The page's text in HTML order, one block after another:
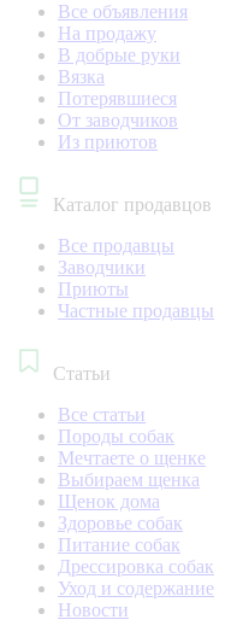
Все объявления
На продажу
В добрые руки
Вязка
Потерявшиеся
От заводчиков
Из приютов
Каталог продавцов
Все продавцы
Заводчики
Приюты
Частные продавцы
Статьи
Все статьи
Породы собак
Мечтаете о щенке
Выбираем щенка
Щенок дома
Здоровье собак
Питание собак
Дрессировка собак
Уход и содержание
Новости